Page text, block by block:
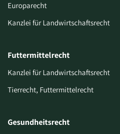
Europarecht
Kanzlei für Landwirtschaftsrecht
Futtermittelrecht
Kanzlei für Landwirtschaftsrecht
Tierrecht, Futtermittelrecht
Gesundheitsrecht